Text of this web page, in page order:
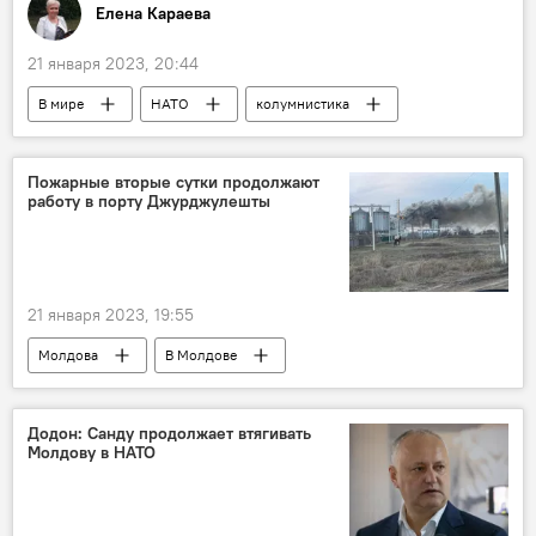
Елена Караева
21 января 2023, 20:44
В мире НАТО колумнистика
Пожарные вторые сутки продолжают
работу в порту Джурджулешты
21 января 2023, 19:55
Молдова
В Молдове
Джурджулешты
Джурджулешты порт
Додон: Санду продолжает втягивать
Молдову в НАТО